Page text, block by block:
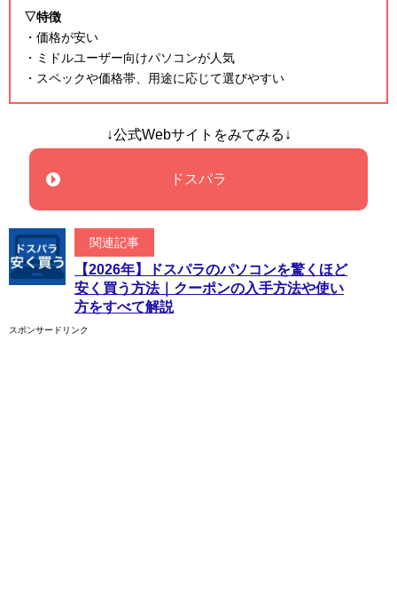
▽特徴
・価格が安い
・ミドルユーザー向けパソコンが人気
・スペックや価格帯、用途に応じて選びやすい
↓公式Webサイトをみてみる↓
ドスパラ
関連記事
【2026年】ドスパラのパソコンを驚くほど
安く買う方法｜クーポンの入手方法や使い
方をすべて解説
スポンサードリンク